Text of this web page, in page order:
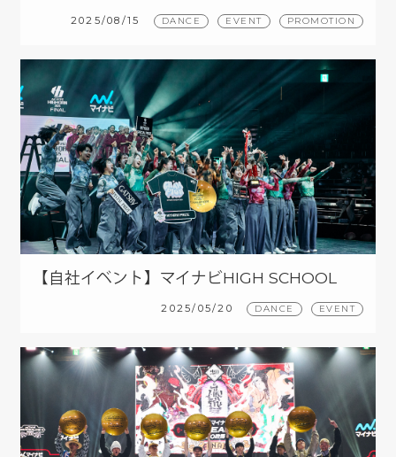
2025/08/15 DANCE EVENT PROMOTION
【自社イベント】マイナビHIGH SCHOOL
DANCE COMPETITION 2025 FINAL
2025/05/20 DANCE EVENT